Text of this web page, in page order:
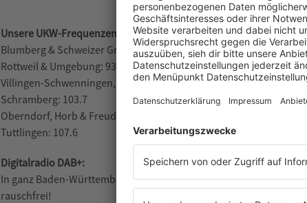
Unsere UKW-Frequenzen:
Blumberg & Schweizer Grenze: 87.9
Rottweil & Umgebung: 93.1
Villingen-Schwenningen, Baar & Schwarzwald: 102.0
Schramberg: 103.7
Oberndorf, Horb & Freudenstadt: 104.6
Tuttlingen: 107.6
Digitalradio DAB+:
In ganz Baden-Württemberg über den DAB+ Kanal 11B - digital und
rauschfrei!